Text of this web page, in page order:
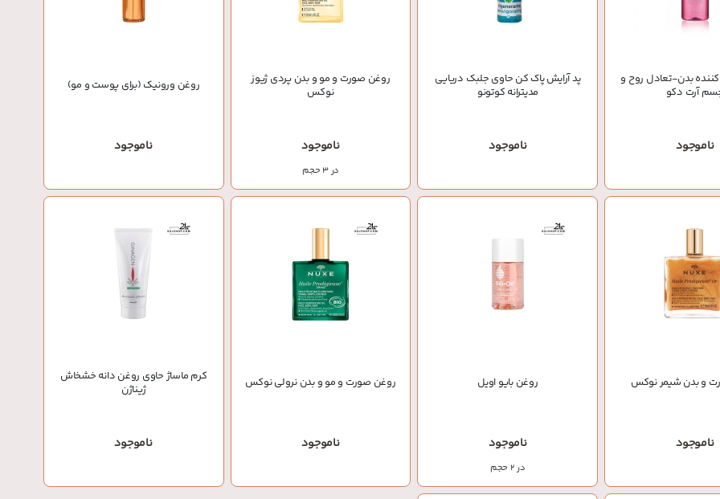
بدن-تعادل روح و
آرت دکو
ناموجود
پد آرایش پاک کن حاوی جلبک دريایی
مديترانه کوتونو
ناموجود
روغن صورت و مو و بدن پردی ژیوز
نوکس
ناموجود
در 3 حجم
روغن ورونیک (برای پوست و مو)
ناموجود
و بدن شیمر نوکس
ناموجود
روغن بایو اویل
ناموجود
در 2 حجم
روغن صورت و مو و بدن نرولی نوکس
ناموجود
کرم ماساژ حاوی روغن دانه خشخاش
ژیناژن
ناموجود